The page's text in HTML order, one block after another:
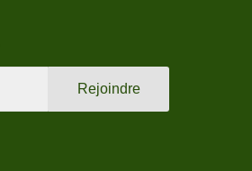
Rejoindre